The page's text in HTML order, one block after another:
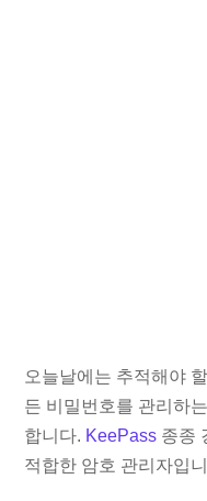
오늘날에는 추적해야
든 비밀번호를 관리하
합니다. KeePass 종종
적합한 암호 관리자입